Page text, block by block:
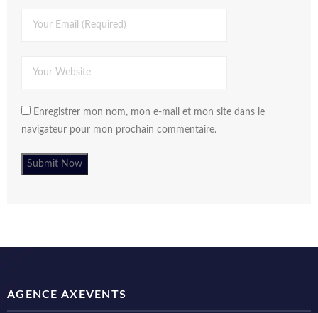
Enregistrer mon nom, mon e-mail et mon site dans le
navigateur pour mon prochain commentaire.
AGENCE AXEVENTS